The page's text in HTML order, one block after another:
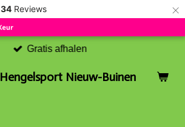
34 Reviews ×
Hengelsport Nieuw-Buinen
Gratis afhalen